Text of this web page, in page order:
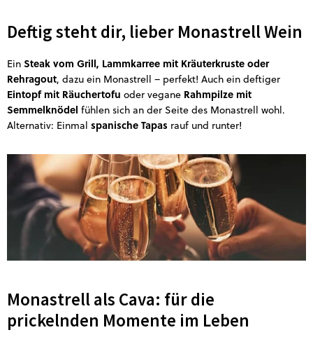
Deftig steht dir, lieber Monastrell Wein
Ein Steak vom Grill, Lammkarree mit Kräuterkruste oder
Rehragout, dazu ein Monastrell – perfekt! Auch ein deftiger
Eintopf mit Räuchertofu oder vegane Rahmpilze mit
Semmelknödel fühlen sich an der Seite des Monastrell wohl.
Alternativ: Einmal spanische Tapas rauf und runter!
Monastrell als Cava: für die
prickelnden Momente im Leben